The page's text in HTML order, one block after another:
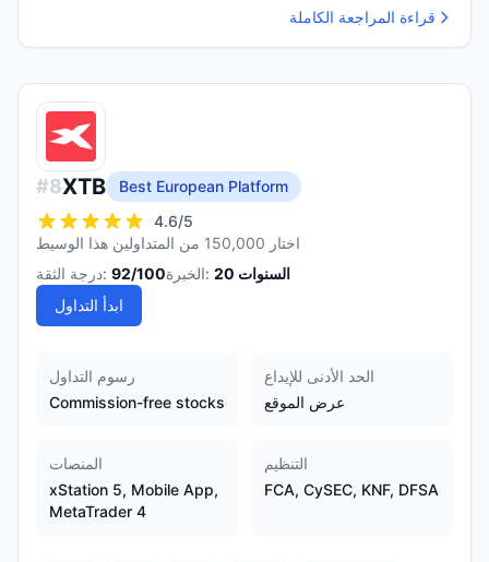
قراءة المراجعة الكاملة
#8XTB
Best European Platform
4.6/5
اختار 150,000 من المتداولين هذا الوسيط
درجة الثقة: 92/100 الخبرة: 20 السنوات
ابدأ التداول
رسوم التداول
Commission-free stocks
الحد الأدنى للإيداع
عرض الموقع
المنصات
xStation 5, Mobile App,
MetaTrader 4
التنظيم
FCA, CySEC, KNF, DFSA